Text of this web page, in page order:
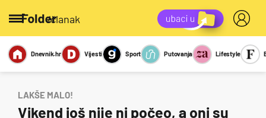
/članak
Miks Kviz
Report
Sexy
Dnevnik.hr Vijesti Sport Putovanja Lifestyle
LAKŠE MALO!
Vikend još nije ni počeo, a oni su